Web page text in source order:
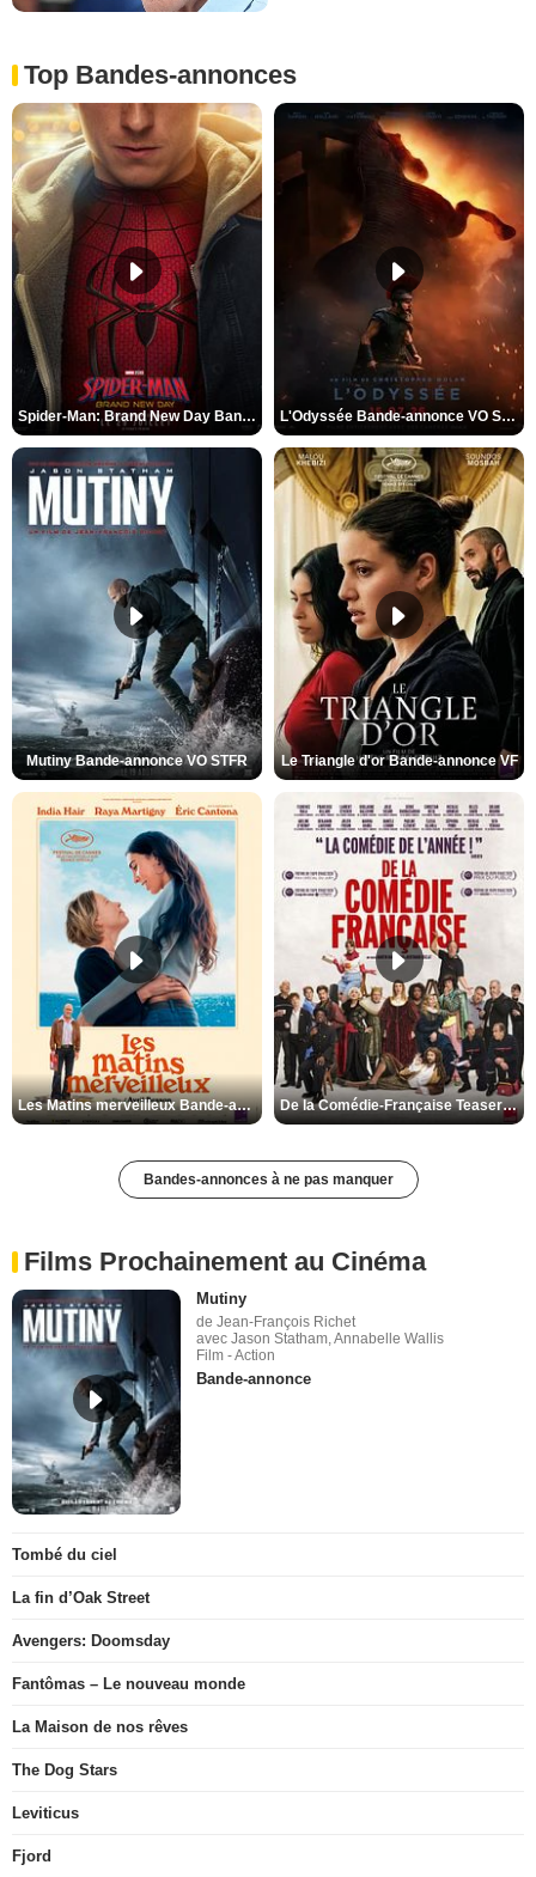
Top Bandes-annonces
Spider-Man: Brand New Day Bande-annonce VO STFR L'Odyssée Bande-annonce VO STFR
Mutiny Bande-annonce VO STFR Le Triangle d'or Bande-annonce VF
Les Matins merveilleux Bande-annonce VF De la Comédie-Française Teaser VF
Bandes-annonces à ne pas manquer
Films Prochainement au Cinéma
Mutiny
de Jean-François Richet
avec Jason Statham, Annabelle Wallis
Film - Action
Bande-annonce
Tombé du ciel
La fin d’Oak Street
Avengers: Doomsday
Fantômas – Le nouveau monde
La Maison de nos rêves
The Dog Stars
Leviticus
Fjord